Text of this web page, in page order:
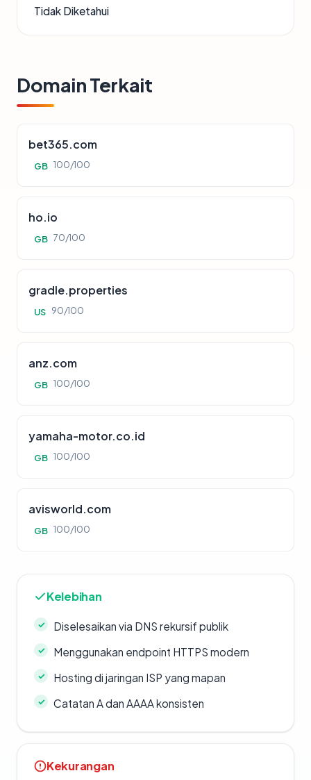
Tidak Diketahui
Domain Terkait
bet365.com
GB 100/100
ho.io
GB 70/100
gradle.properties
US 90/100
anz.com
GB 100/100
yamaha-motor.co.id
GB 100/100
avisworld.com
GB 100/100
Kelebihan
Diselesaikan via DNS rekursif publik
Menggunakan endpoint HTTPS modern
Hosting di jaringan ISP yang mapan
Catatan A dan AAAA konsisten
Kekurangan